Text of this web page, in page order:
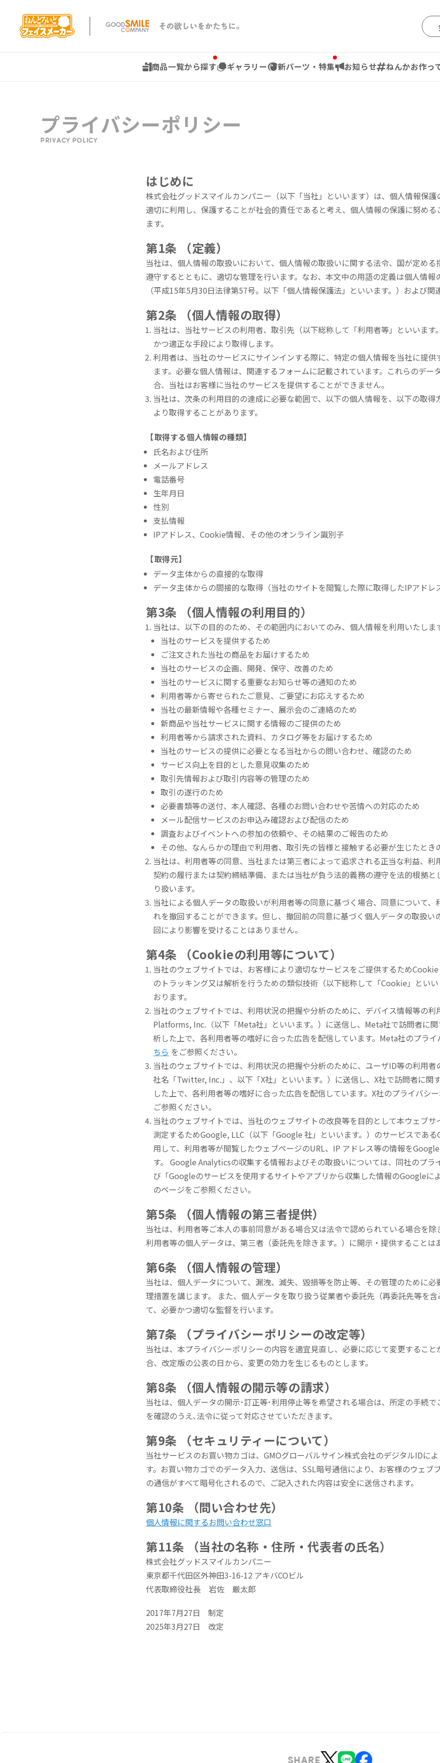
商品一覧から探す ギャラリー 新パーツ・特集 お知らせ ねんかお作っ
プライバシーポリシー
PRIVACY POLICY
はじめに
株式会社グッドスマイルカンパニー（以下「当社」といいます）は、個人情報保護
適切に利用し、保護することが社会的責任であると考え、個人情報の保護に努める
ます。
第1条 （定義）
当社は、個人情報の取扱いにおいて、個人情報の取扱いに関する法令、国が定める
遵守するとともに、適切な管理を行います。なお、本文中の用語の定義は個人情報
（平成15年5月30日法律第57号。以下「個人情報保護法」といいます。）および関
第2条 （個人情報の取得）
当社は、当社サービスの利用者、取引先（以下総称して「利用者等」といいます
かつ適正な手段により取得します。
利用者は、当社のサービスにサインインする際に、特定の個人情報を当社に提供
ます。必要な個人情報は、関連するフォームに記載されています。これらのデー
合、当社はお客様に当社のサービスを提供することができません。
当社は、次条の利用目的の達成に必要な範囲で、以下の個人情報を、以下の取得
より取得することがあります。
【取得する個人情報の種類】
氏名および住所
メールアドレス
電話番号
生年月日
性別
支払情報
IPアドレス、Cookie情報、その他のオンライン識別子
【取得元】
データ主体からの直接的な取得
データ主体からの間接的な取得（当社のサイトを閲覧した際に取得したIPアドレ
第3条 （個人情報の利用目的）
当社は、以下の目的のため、その範囲内においてのみ、個人情報を利用いたしま
当社のサービスを提供するため
ご注文された当社の商品をお届けするため
当社のサービスの企画、開発、保守、改善のため
当社のサービスに関する重要なお知らせ等の通知のため
利用者等から寄せられたご意見、ご要望にお応えするため
当社の最新情報や各種セミナー、展示会のご連絡のため
新商品や当社サービスに関する情報のご提供のため
利用者等から請求された資料、カタログ等をお届けするため
当社のサービスの提供に必要となる当社からの問い合わせ、確認のため
サービス向上を目的とした意見収集のため
取引先情報および取引内容等の管理のため
取引の遂行のため
必要書類等の送付、本人確認、各種のお問い合わせや苦情への対応のため
メール配信サービスのお申込み確認および配信のため
調査およびイベントへの参加の依頼や、その結果のご報告のため
その他、なんらかの理由で利用者、取引先の皆様と接触する必要が生じたとき
当社は、利用者等の同意、当社または第三者によって追求される正当な利益、利
契約の履行または契約締結準備、または当社が負う法的義務の遵守を法的根拠と
り扱います。
当社による個人データの取扱いが利用者等の同意に基づく場合、同意について、
れを撤回することができます。但し、撤回前の同意に基づく個人データの取扱い
回により影響を受けることはありません。
第4条 （Cookieの利用等について）
当社のウェブサイトでは、お客様により適切なサービスをご提供するため
のトラッキング又は解析を行うための類似技術（以下総称して「Cookie」とい
おります。
当社のウェブサイトでは、利用状況の把握や分析のために、デバイス情報等の利
Platforms, Inc.（以下「Meta社」といいます。）に送信し、Meta社で訪問者に
析した上で、各利用者等の嗜好に合った広告を配信しています。Meta社のプラ
ちら をご参照ください。
当社のウェブサイトでは、利用状況の把握や分析のために、ユーザID等の利用者
社名「Twitter, Inc.」、以下「X社」といいます。）に送信し、X社で訪問者に関
した上で、各利用者等の嗜好に合った広告を配信しています。X社のプライバシ
ご参照ください。
当社のウェブサイトでは、当社のウェブサイトの改良等を目的として本ウェブサ
測定するためGoogle, LLC（以下「Google 社」といいます。）のサービスであ
用して、利用者等が閲覧したウェブページのURL、IP アドレス等の情報を
す。 Google Analyticsの収集する情報およびその取扱いについては、同社のプラ
び「Googleのサービスを使用するサイトやアプリから収集した情報のGoogleに
のページをご参照ください。
第5条 （個人情報の第三者提供）
当社は、利用者等ご本人の事前同意がある場合又は法令で認められている場合を除
利用者等の個人データは、第三者（委託先を除きます。）に開示・提供することは
第6条 （個人情報の管理）
当社は、個人データについて、漏洩、滅失、毀損等を防止等、その管理のために必
理措置を講じます。 また、個人データを取り扱う従業者や委託先（再委託先等を含
て、必要かつ適切な監督を行います。
第7条 （プライバシーポリシーの改定等）
当社は、本プライバシーポリシーの内容を適宜見直し、必要に応じて変更すること
合、改定版の公表の日から、変更の効力を生じるものとします。
第8条 （個人情報の開示等の請求）
当社は、個人データの開示･訂正等･利用停止等を希望される場合は、所定の手続で
を確認のうえ､法令に従って対応させていただきます。
第9条 （セキュリティーについて）
当社サービスのお買い物カゴは、GMOグローバルサイン株式会社のデジタルIDに
す。お買い物カゴでのデータ入力、送信は、SSL暗号通信により、お客様のウェブ
の通信がすべて暗号化されるので、ご記入された内容は安全に送信されます。
第10条 （問い合わせ先）
個人情報に関するお問い合わせ窓口
第11条 （当社の名称・住所・代表者の氏名）
株式会社グッドスマイルカンパニー
東京都千代田区外神田3-16-12 アキバCOビル
代表取締役社長 岩佐 厳太郎
2017年7月27日 制定
2025年3月27日 改定
SHARE